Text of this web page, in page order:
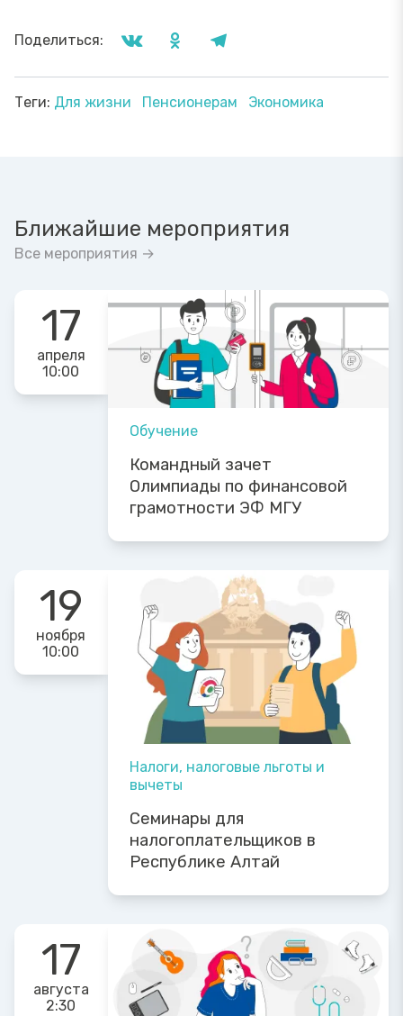
Поделиться:
Теги: Для жизни Пенсионерам Экономика
Ближайшие мероприятия
Все мероприятия →
17
апреля
10:00
Обучение
Командный зачет
Олимпиады по финансовой
грамотности ЭФ МГУ
19
ноября
10:00
Налоги, налоговые льготы и
вычеты
Семинары для
налогоплательщиков в
Республике Алтай
17
августа
2:30